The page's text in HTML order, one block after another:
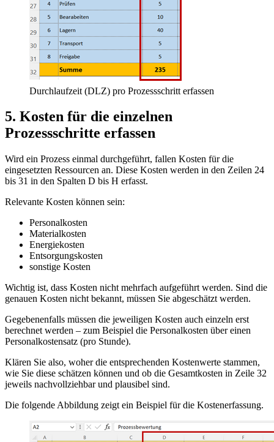
Durchlaufzeit (DLZ) pro Prozessschritt erfassen
5. Kosten für die einzelnen
Prozessschritte erfassen
Wird ein Prozess einmal durchgeführt, fallen Kosten für die
eingesetzten Ressourcen an. Diese Kosten werden in den Zeilen 24
bis 31 in den Spalten D bis H erfasst.
Relevante Kosten können sein:
Personalkosten
Materialkosten
Energiekosten
Entsorgungskosten
sonstige Kosten
Wichtig ist, dass Kosten nicht mehrfach aufgeführt werden. Sind die
genauen Kosten nicht bekannt, müssen Sie abgeschätzt werden.
Gegebenenfalls müssen die jeweiligen Kosten auch einzeln erst
berechnet werden – zum Beispiel die Personalkosten über einen
Personalkostensatz (pro Stunde).
Klären Sie also, woher die entsprechenden Kostenwerte stammen,
wie Sie diese schätzen können und ob die Gesamtkosten in Zeile 32
jeweils nachvollziehbar und plausibel sind.
Die folgende Abbildung zeigt ein Beispiel für die Kostenerfassung.